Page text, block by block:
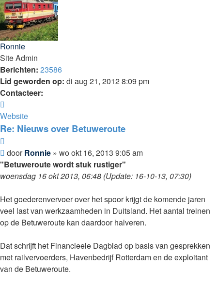
Ronnie
Site Admin
Berichten: 23586
Lid geworden op: di aug 21, 2012 8:09 pm
Contacteer:
Ronnie
Website
Re: Nieuws over Betuweroute
Bericht
doorRonnie » wo okt 16, 2013 9:05 am
"Betuweroute wordt stuk rustiger"
woensdag 16 okt 2013, 06:48 (Update: 16-10-13, 07:30)
Het goederenvervoer over het spoor krijgt de komende jaren
veel last van werkzaamheden in Duitsland. Het aantal treinen
op de Betuweroute kan daardoor halveren.
Dat schrijft het Financieele Dagblad op basis van gesprekken
met railvervoerders, Havenbedrijf Rotterdam en de exploitant
van de Betuweroute.